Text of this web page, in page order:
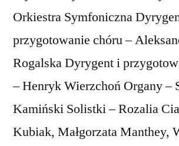
Orkiestra Symfoniczna
przygotowanie chóru –
Rogalska Dyrygent i
– Henryk Wierzchoń Organy –
Kamiński Solistki – Rozalia
Kubiak, Małgorzata Manthey,